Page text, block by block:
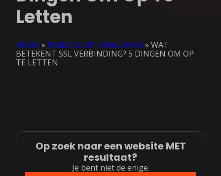
Letten
HOME» WEBSITE OPTIMALISATIE» WAT
BETEKENT SSL VERBINDING? 5 DINGEN OM OP
TE LETTEN
Op zoek naar een website MET
resultaat?
Je bent niet de enige.